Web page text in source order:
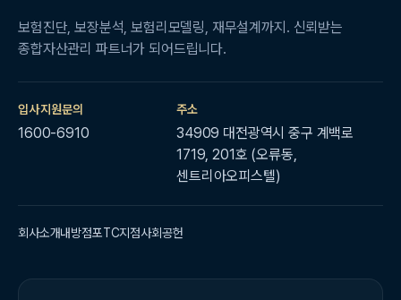
보험진단, 보장분석, 보험리모델링, 재무설계까지. 신뢰받는
종합자산관리 파트너가 되어드립니다.
입사지원문의
1600-6910
주소
34909 대전광역시 중구 계백로
1719, 201호 (오류동,
센트리아오피스텔)
회사소개내방점포TC지점사회공헌